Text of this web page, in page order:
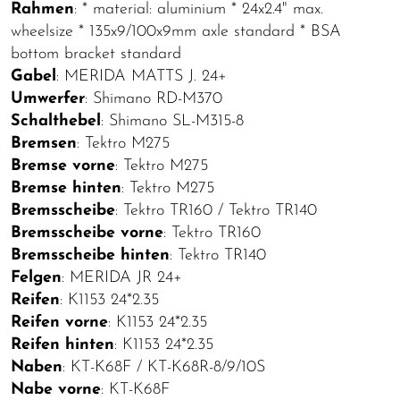
Rahmen: * material: aluminium * 24x2.4" max.
wheelsize * 135x9/100x9mm axle standard * BSA
bottom bracket standard
Gabel: MERIDA MATTS J. 24+
Umwerfer: Shimano RD-M370
Schalthebel: Shimano SL-M315-8
Bremsen: Tektro M275
Bremse vorne: Tektro M275
Bremse hinten: Tektro M275
Bremsscheibe: Tektro TR160 / Tektro TR140
Bremsscheibe vorne: Tektro TR160
Bremsscheibe hinten: Tektro TR140
Felgen: MERIDA JR 24+
Reifen: K1153 24*2.35
Reifen vorne: K1153 24*2.35
Reifen hinten: K1153 24*2.35
Naben: KT-K68F / KT-K68R-8/9/10S
Nabe vorne: KT-K68F